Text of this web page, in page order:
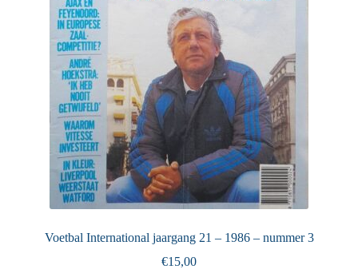
Voetbal International jaargang 21 – 1986 – nummer 3
€15,00